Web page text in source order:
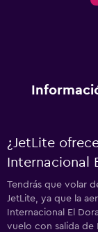
¿JetLite
Internacional
Tendrás que volar
JetLite, ya que la
Internacional El
vuelo con salida de